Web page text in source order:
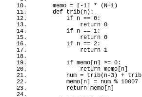
    memo =
-1 * ( N+1 )
def trib( n ) :
if n == 0:
return 0
if n == 1:
return 0
if n == 2:
return 1
if memo n >= 0:
return memo n
        num =
trib( n-3 ) + trib
        memo
n = num % 10007
return memo n